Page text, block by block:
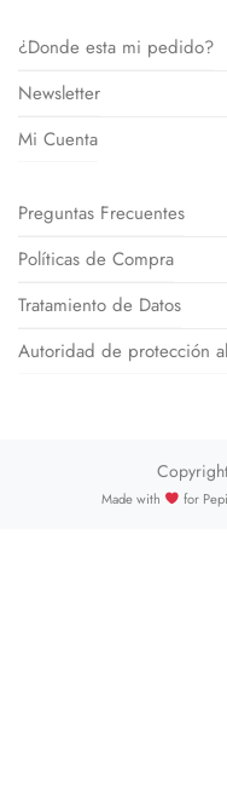
¿Donde esta mi pedido?
Newsletter
Mi Cuenta
Preguntas Frecuentes
Políticas de Compra
Tratamiento de Datos
Autoridad de protección
Made with for